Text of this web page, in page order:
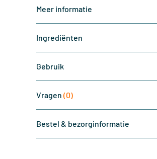
Meer informatie
Ingrediënten
Gebruik
Vragen (0)
Bestel & bezorginformatie